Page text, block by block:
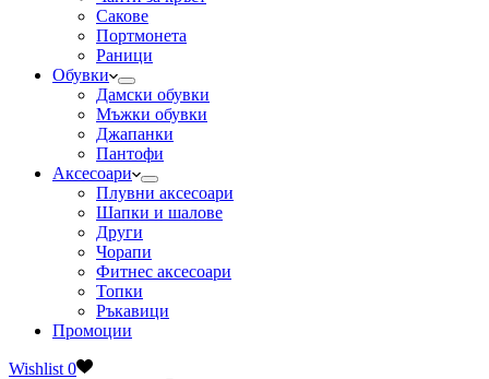
Сакове
Портмонета
Раници
Обувки
Дамски обувки
Мъжки обувки
Джапанки
Пантофи
Аксесоари
Плувни аксесоари
Шапки и шалове
Други
Чорапи
Фитнес аксесоари
Топки
Ръкавици
Промоции
Wishlist 0